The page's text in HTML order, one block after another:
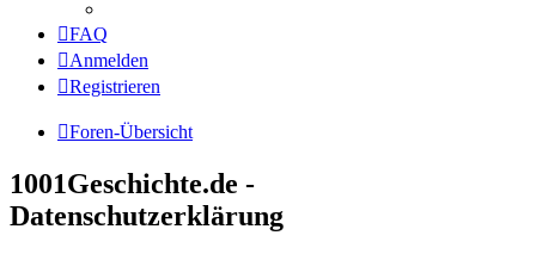
FAQ
Anmelden
Registrieren
Foren-Übersicht
1001Geschichte.de -
Datenschutzerklärung